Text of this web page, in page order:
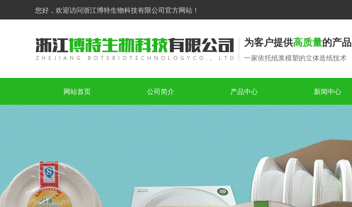
您好，欢迎访问浙江博特生物科技有限公司官方网站！
为客户提供高质量的产品
一家依托纸浆模塑的立体造纸技术
网站首页 公司简介 产品中心 新闻中心